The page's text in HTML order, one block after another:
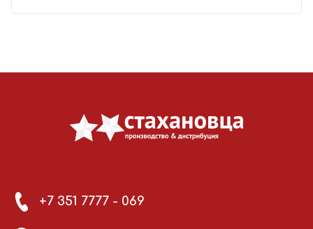
+7 351 7777 - 069